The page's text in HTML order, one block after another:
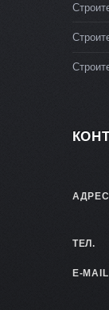
АДРЕС
ТЕЛ.
E-MAIL